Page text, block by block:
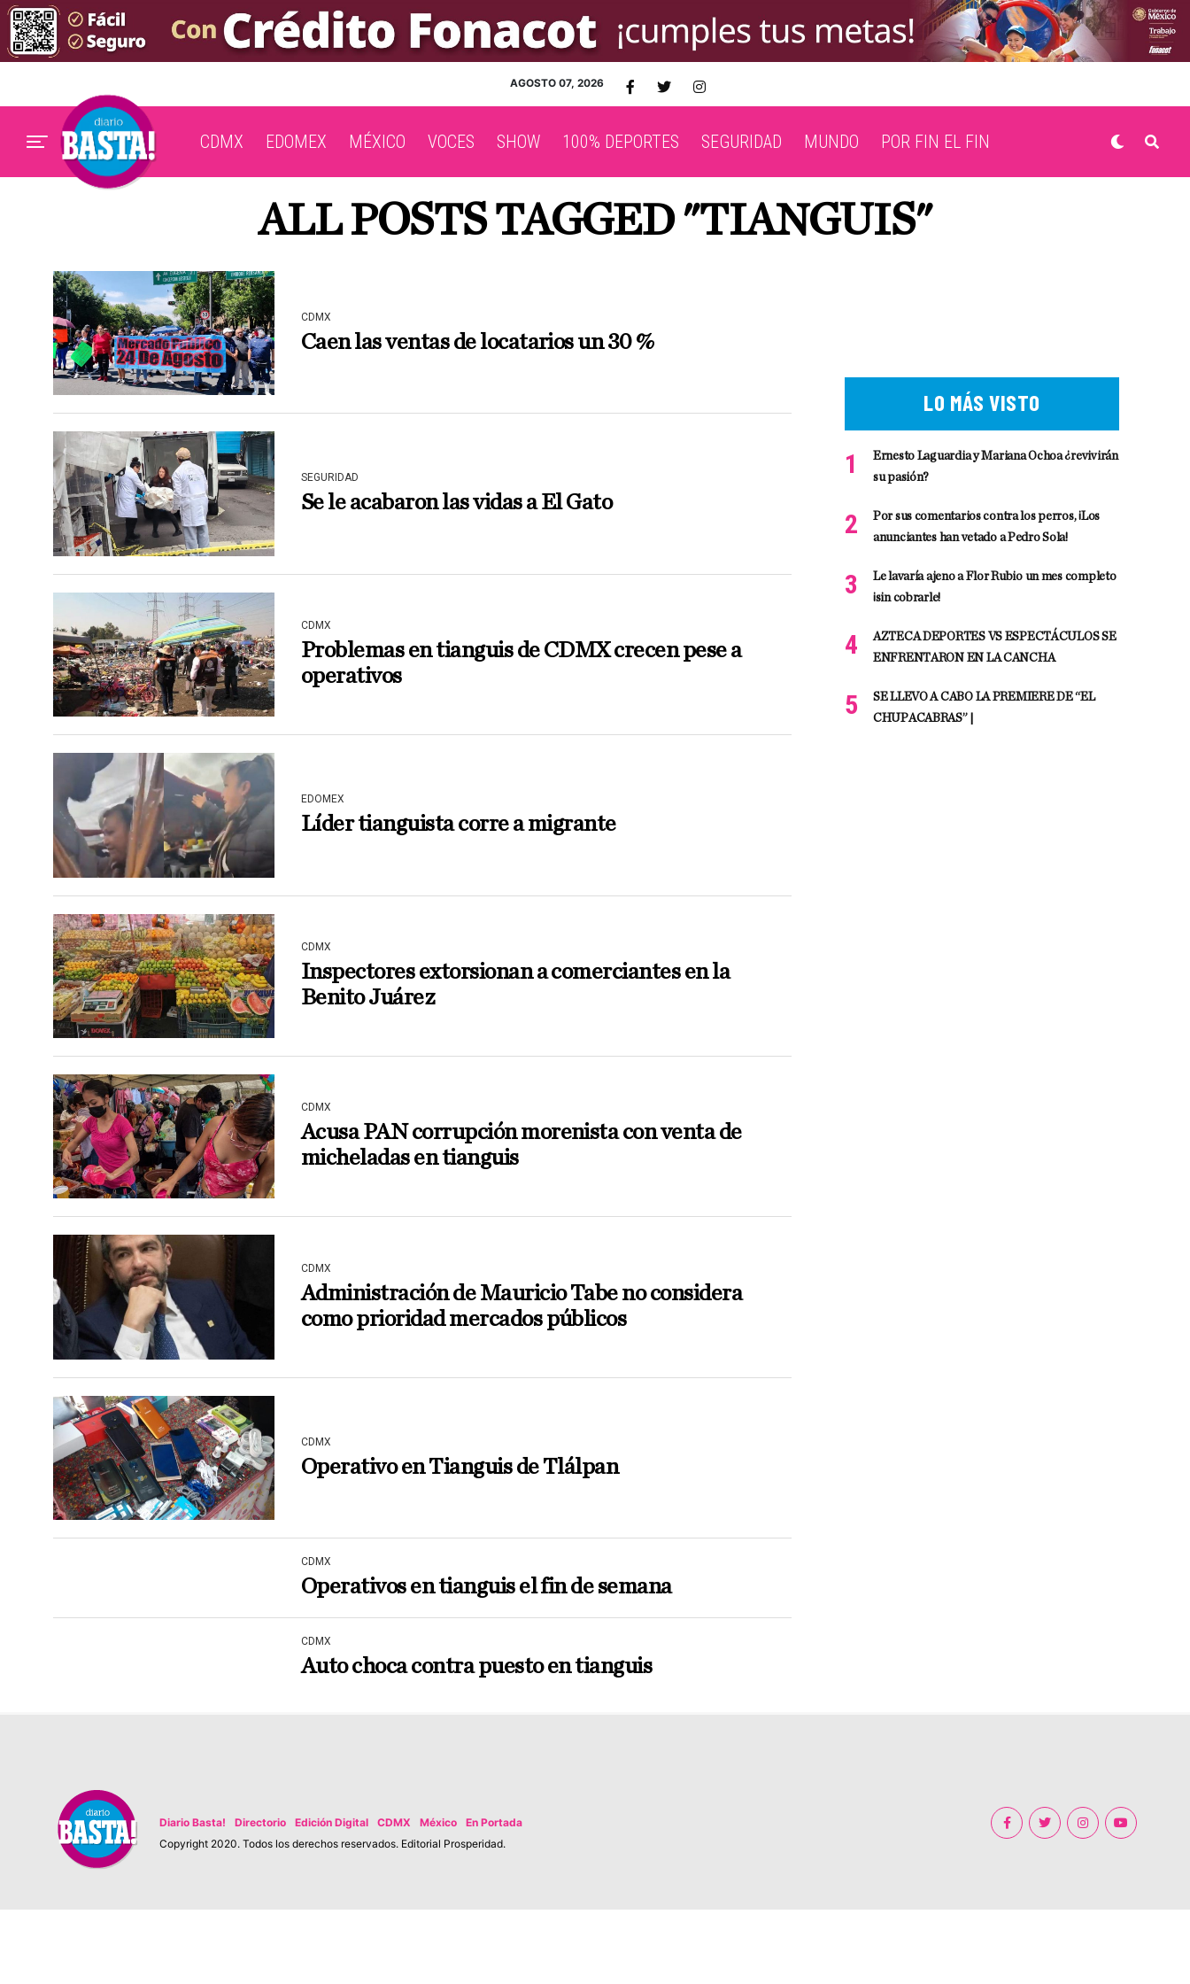
AGOSTO 07, 2026
CDMX EDOMEX MÉXICO VOCES SHOW 100% DEPORTES SEGURIDAD MUNDO POR FIN EL FIN
ALL POSTS TAGGED "TIANGUIS"
CDMX
Caen las ventas de locatarios un 30 %
SEGURIDAD
Se le acabaron las vidas a El Gato
CDMX
Problemas en tianguis de CDMX crecen pese a
operativos
EDOMEX
Líder tianguista corre a migrante
CDMX
Inspectores extorsionan a comerciantes en la
Benito Juárez
CDMX
Acusa PAN corrupción morenista con venta de
micheladas en tianguis
CDMX
Administración de Mauricio Tabe no considera
como prioridad mercados públicos
CDMX
Operativo en Tianguis de Tlálpan
CDMX
Operativos en tianguis el fin de semana
CDMX
Auto choca contra puesto en tianguis
LO MÁS VISTO
Ernesto Laguardia y Mariana Ochoa ¿revivirán
su pasión?
Por sus comentarios contra los perros, ¡Los
anunciantes han vetado a Pedro Sola!
Le lavaría ajeno a Flor Rubio un mes completo
¡sin cobrarle!
AZTECA DEPORTES VS ESPECTÁCULOS SE
ENFRENTARON EN LA CANCHA
SE LLEVO A CABO LA PREMIERE DE “EL
CHUPACABRAS” |
Diario Basta! Directorio Edición Digital CDMX México
En Portada
Copyright 2020. Todos los derechos reservados. Editorial Prosperidad.